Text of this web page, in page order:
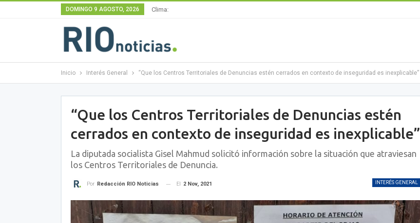
DOMINGO 9 AGOSTO, 2026 Clima:
Inicio Interés General “Que los Centros Territoriales de Denuncias estén cerrados en contexto de inseguridad es inexplicable”
“Que los Centros Territoriales de Denuncias estén
cerrados en contexto de inseguridad es inexplicable”
La diputada socialista Gisel Mahmud solicitó información sobre la situación que atraviesan
los Centros Territoriales de Denuncia.
INTERÉS GENERAL
Por Redacción RIO Noticias El 2 Nov, 2021